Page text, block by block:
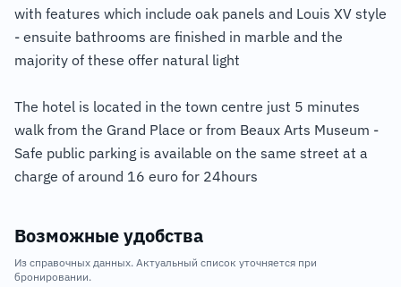
with features which include oak panels and Louis XV style
- ensuite bathrooms are finished in marble and the
majority of these offer natural light
The hotel is located in the town centre just 5 minutes
walk from the Grand Place or from Beaux Arts Museum -
Safe public parking is available on the same street at a
charge of around 16 euro for 24hours
Возможные удобства
Из справочных данных. Актуальный список уточняется при
бронировании.